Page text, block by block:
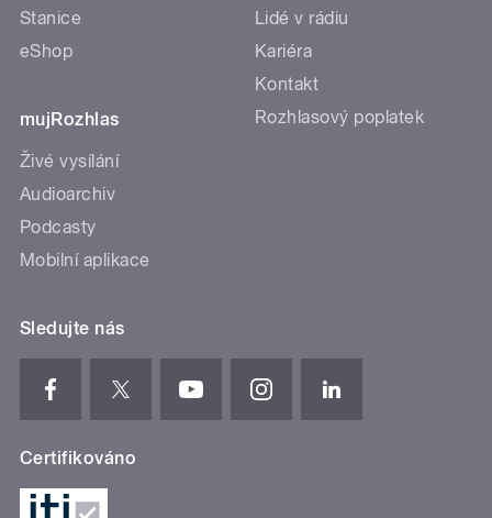
Stanice
eShop
mujRozhlas
Živé vysílání
Audioarchiv
Podcasty
Mobilní aplikace
Lidé v rádiu
Kariéra
Kontakt
Rozhlasový poplatek
Sledujte nás
Certifikováno